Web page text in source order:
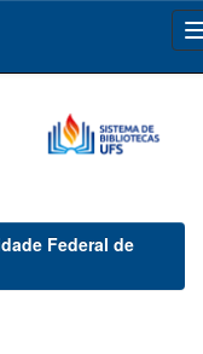
Federal de